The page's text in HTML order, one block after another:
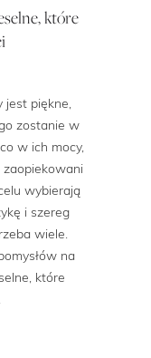
które
jest piękne,
zostanie w
w ich mocy,
zaopiekowani
wybierają
i szereg
wiele.
na
które